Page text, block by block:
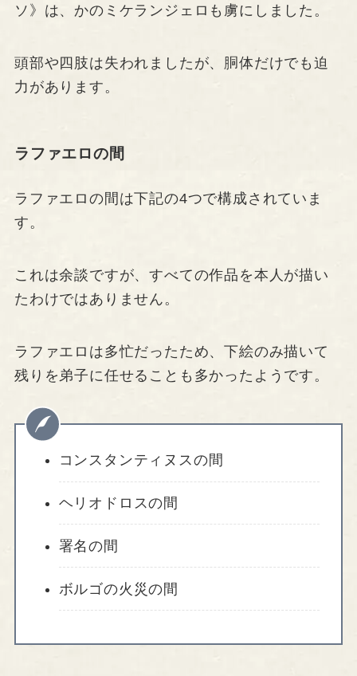
ソ》は、かのミケランジェロも虜にしました。
頭部や四肢は失われましたが、胴体だけでも迫
力があります。
ラファエロの間
ラファエロの間は下記の4つで構成されていま
す。
これは余談ですが、すべての作品を本人が描い
たわけではありません。
ラファエロは多忙だったため、下絵のみ描いて
残りを弟子に任せることも多かったようです。
コンスタンティヌスの間
ヘリオドロスの間
署名の間
ボルゴの火災の間